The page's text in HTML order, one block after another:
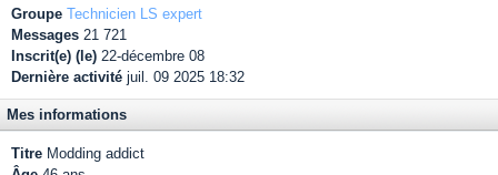
Groupe Technicien LS expert
Messages 21 721
Inscrit(e) (le) 22-décembre 08
Dernière activité juil. 09 2025 18:32
Mes informations
Titre Modding addict